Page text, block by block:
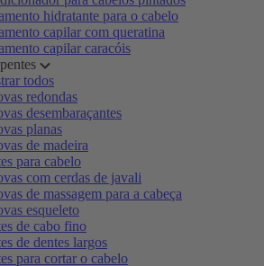
hidratante para o cabelo
capilar com queratina
capilar caracóis
todos
redondas
desembaraçantes
planas
de madeira
para cabelo
com cerdas de javali
de massagem para a cabeça
esqueleto
de cabo fino
de dentes largos
para cortar o cabelo